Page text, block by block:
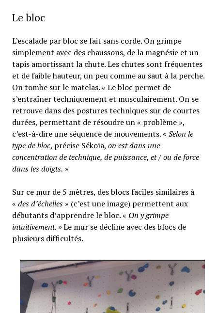
Le bloc
L’escalade par bloc se fait sans corde. On grimpe
simplement avec des chaussons, de la magnésie et un
tapis amortissant la chute. Les chutes sont fréquentes
et de faible hauteur, un peu comme au saut à la perche.
On tombe sur le matelas. « Le bloc permet de
s’entraîner techniquement et musculairement. On se
retrouve dans des postures techniques sur de courtes
durées, permettant de résoudre un « problème »,
c’est-à-dire une séquence de mouvements. « Selon le
type de bloc, précise Sékoïa, on est dans une
concentration de technique, de puissance, et / ou de force
dans les doigts. »
Sur ce mur de 5 mètres, des blocs faciles similaires à
« des d’échelles» (c’est une image) permettent aux
débutants d’apprendre le bloc. « On y grimpe
intuitivement. »Le mur se décline avec des blocs de
plusieurs difficultés.